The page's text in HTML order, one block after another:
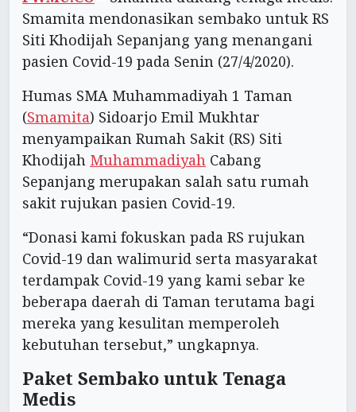
Smamita mendonasikan sembako untuk RS
Siti Khodijah Sepanjang yang menangani
pasien Covid-19 pada Senin (27/4/2020).
Humas SMA Muhammadiyah 1 Taman
(Smamita) Sidoarjo Emil Mukhtar
menyampaikan Rumah Sakit (RS) Siti
Khodijah Muhammadiyah Cabang
Sepanjang merupakan salah satu rumah
sakit rujukan pasien Covid-19.
“Donasi kami fokuskan pada RS rujukan
Covid-19 dan walimurid serta masyarakat
terdampak Covid-19 yang kami sebar ke
beberapa daerah di Taman terutama bagi
mereka yang kesulitan memperoleh
kebutuhan tersebut,” ungkapnya.
Paket Sembako untuk Tenaga
Medis